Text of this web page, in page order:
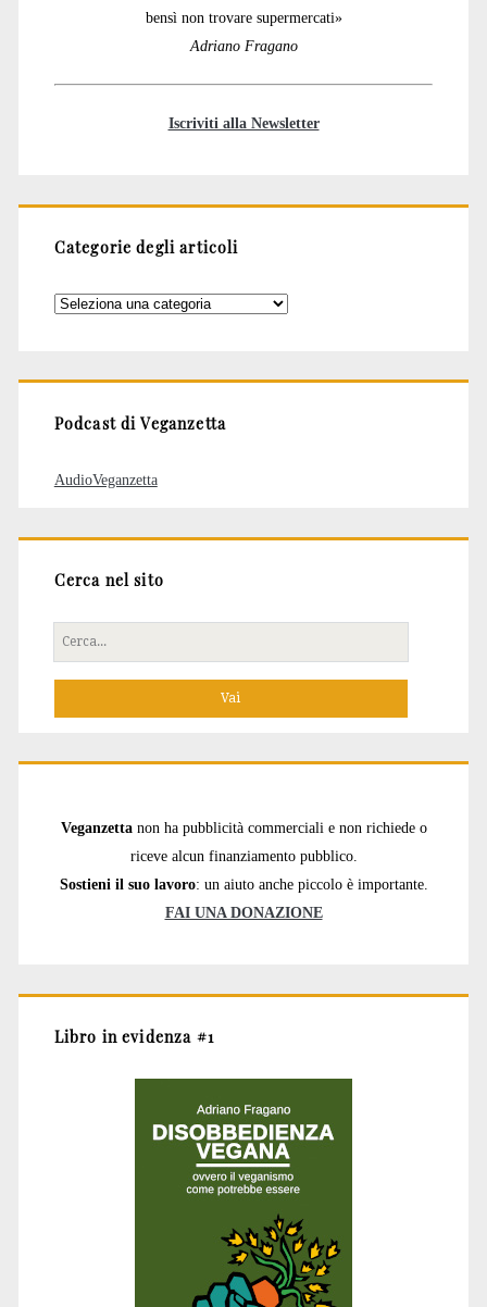
bensì non trovare supermercati»
Adriano Fragano
Iscriviti alla Newsletter
Categorie degli articoli
Categorie
Podcast di Veganzetta
AudioVeganzetta
Cerca nel sito
Cerca
per:
Veganzetta non ha pubblicità commerciali e non richiede o
riceve alcun finanziamento pubblico.
Sostieni il suo lavoro: un aiuto anche piccolo è importante.
FAI UNA DONAZIONE
Libro in evidenza #1